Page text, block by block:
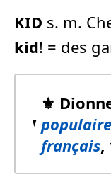
KID s. m.
kid! = des
⚜️
français,